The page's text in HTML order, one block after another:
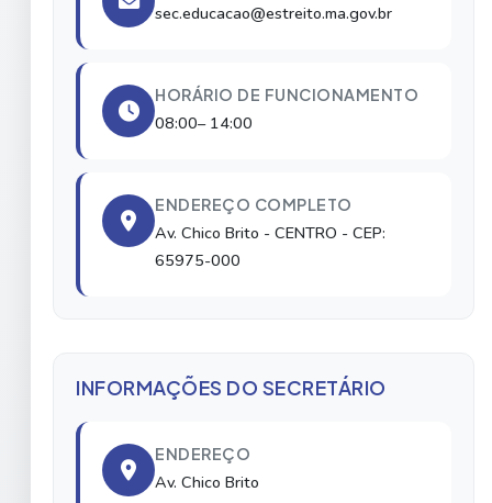
sec.educacao@estreito.ma.gov.br
HORÁRIO DE FUNCIONAMENTO
08:00– 14:00
ENDEREÇO COMPLETO
Av. Chico Brito - CENTRO - CEP:
65975-000
INFORMAÇÕES DO SECRETÁRIO
ENDEREÇO
Av. Chico Brito